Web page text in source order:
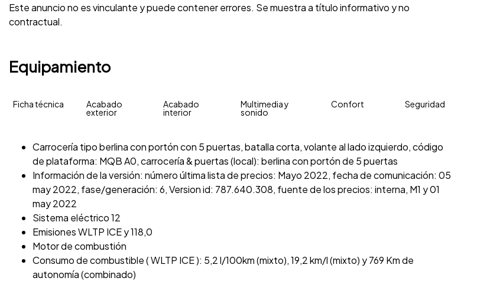
Este anuncio no es vinculante y puede contener errores. Se muestra a título informativo y no
contractual.
Equipamiento
Ficha técnica
Carrocería tipo berlina con portón con 5 puertas, batalla corta, volante al lado izquierdo, código
de plataforma: MQB A0, carrocería & puertas (local): berlina con portón de 5 puertas
Información de la versión: número última lista de precios: Mayo 2022, fecha de comunicación: 05
may 2022, fase/generación: 6, Version id: 787.640.308, fuente de los precios: interna, M1 y 01
may 2022
Sistema eléctrico 12
Emisiones WLTP ICE y 118,0
Motor de combustión
Consumo de combustible ( WLTP ICE ): 5,2 l/100km (mixto), 19,2 km/l (mixto) y 769 Km de
autonomía (combinado)
Acabado
exterior
Acabado
interior
Multimedia y
sonido
Confort Seguridad